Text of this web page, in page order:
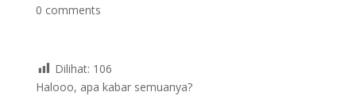
0 comments
Dilihat: 106
Halooo, apa kabar semuanya?